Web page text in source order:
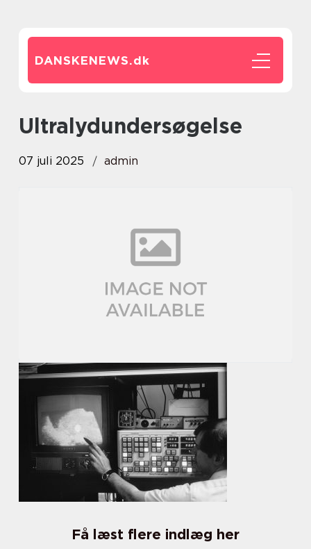
DANSKENEWS.dk
ultralydundersøgelse
07 juli 2025 admin
Få læst flere indlæg her